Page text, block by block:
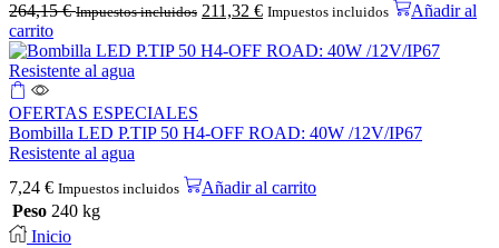
264,15€ Impuestos incluidos 211,32 € Impuestos incluidos
Añadir al
carrito
OFERTAS ESPECIALES
Bombilla LED P.TIP 50 H4-OFF ROAD: 40W /12V/IP67
Resistente al agua
7,24 € Impuestos incluidos
Añadir al carrito
Peso 240 kg
Inicio